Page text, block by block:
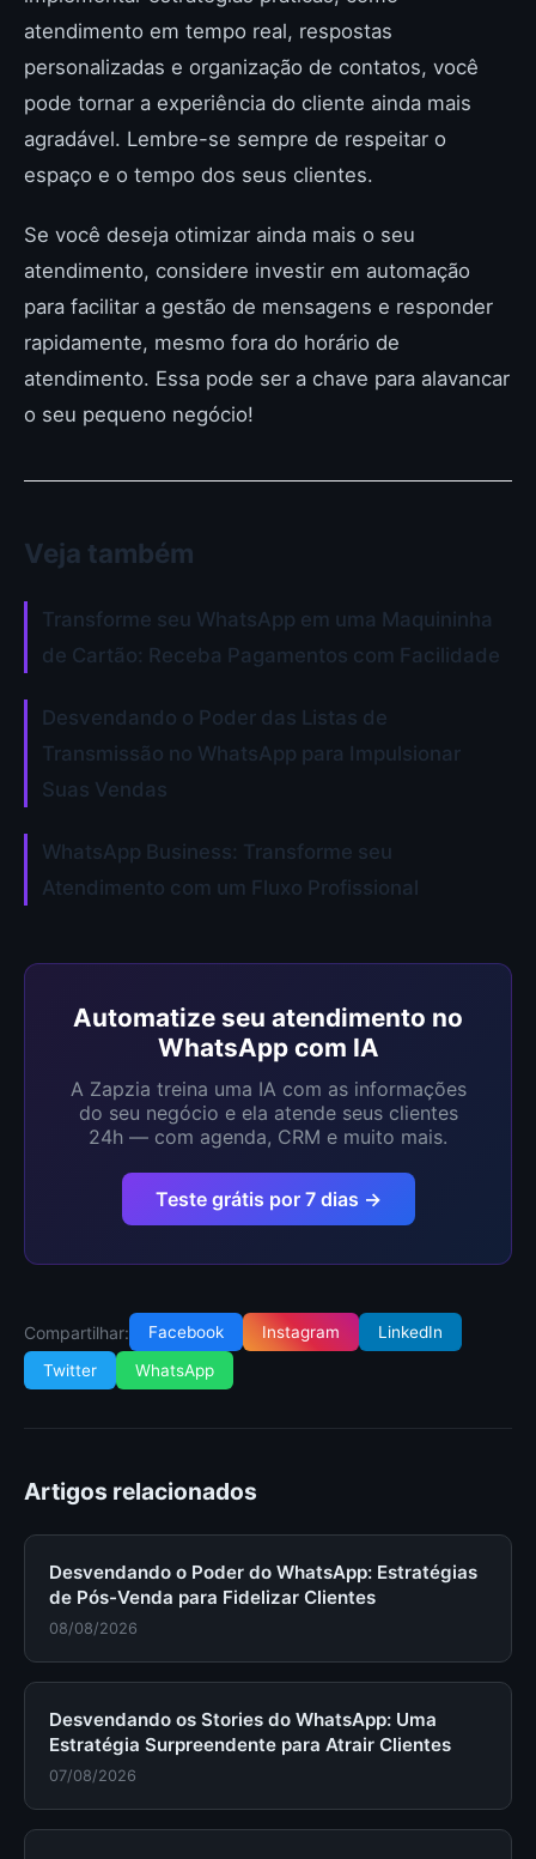
atendimento em tempo real, respostas
personalizadas e organização de contatos, você
pode tornar a experiência do cliente ainda mais
agradável. Lembre-se sempre de respeitar o
espaço e o tempo dos seus clientes.
Se você deseja otimizar ainda mais o seu
atendimento, considere investir em automação
para facilitar a gestão de mensagens e responder
rapidamente, mesmo fora do horário de
atendimento. Essa pode ser a chave para alavancar
o seu pequeno negócio!
Veja também
Transforme seu WhatsApp em uma Maquininha
de Cartão: Receba Pagamentos com Facilidade
Desvendando o Poder das Listas de
Transmissão no WhatsApp para Impulsionar
Suas Vendas
WhatsApp Business: Transforme seu
Atendimento com um Fluxo Profissional
Automatize seu atendimento no
WhatsApp com IA
A Zapzia treina uma IA com as informações
do seu negócio e ela atende seus clientes
24h — com agenda, CRM e muito mais.
Teste grátis por 7 dias →
Compartilhar: Facebook Instagram
LinkedIn
Twitter
WhatsApp
Artigos relacionados
Desvendando o Poder do WhatsApp: Estratégias
de Pós-Venda para Fidelizar Clientes
08/08/2026
Desvendando os Stories do WhatsApp: Uma
Estratégia Surpreendente para Atrair Clientes
07/08/2026